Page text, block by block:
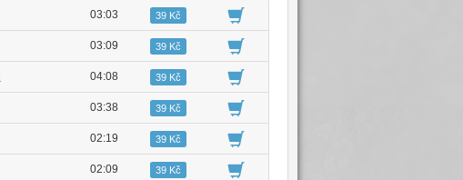
03:03 39 Kč
03:09 39 Kč
04:08 39 Kč
03:38 39 Kč
02:19 39 Kč
02:09 39 Kč